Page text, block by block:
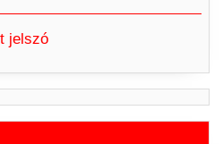
jelszó